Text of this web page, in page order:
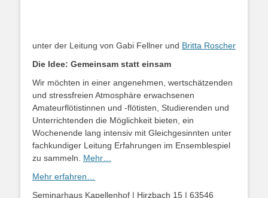
unter der Leitung von Gabi Fellner und Britta Roscher
Die Idee: Gemeinsam statt einsam
Wir möchten in einer angenehmen, wertschätzenden
und stressfreien Atmosphäre erwachsenen
Amateurflötistinnen und -flötisten, Studierenden und
Unterrichtenden die Möglichkeit bieten, ein
Wochenende lang intensiv mit Gleichgesinnten unter
fachkundiger Leitung Erfahrungen im Ensemblespiel
zu sammeln. Mehr…
Mehr erfahren…
Seminarhaus Kapellenhof | Hirzbach 15 | 63546